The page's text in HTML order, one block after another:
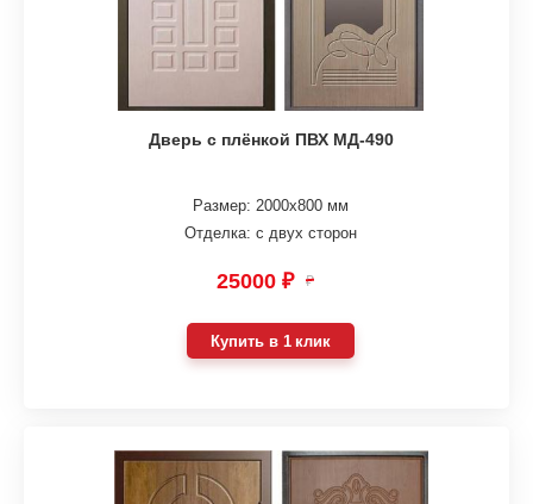
Дверь с плёнкой ПВХ МД-490
Размер: 2000х800 мм
Отделка: с двух сторон
25000 ₽ ₽
Купить в 1 клик